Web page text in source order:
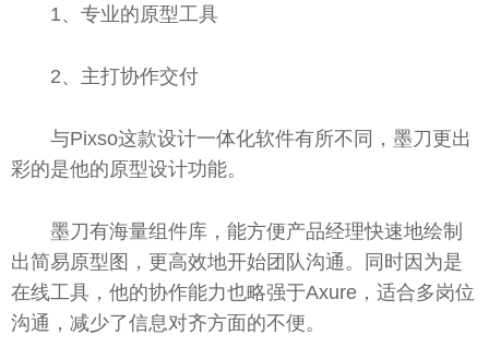
1、专业的原型工具
2、主打协作交付
与Pixso这款设计一体化软件有所不同，墨刀更出
彩的是他的原型设计功能。
墨刀有海量组件库，能方便产品经理快速地绘制
出简易原型图，更高效地开始团队沟通。同时因为是
在线工具，他的协作能力也略强于Axure，适合多岗位
沟通，减少了信息对齐方面的不便。